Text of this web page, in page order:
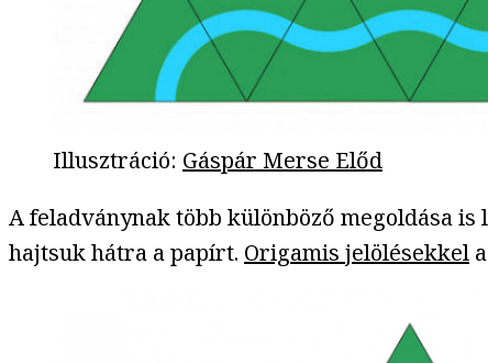
Illusztráció: Gáspár Merse Előd
A feladványnak több különböző megoldása
hajtsuk hátra a papírt. Origamis jelölésekkel